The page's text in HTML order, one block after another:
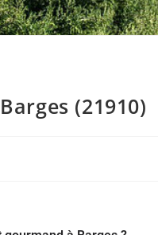
(21910)